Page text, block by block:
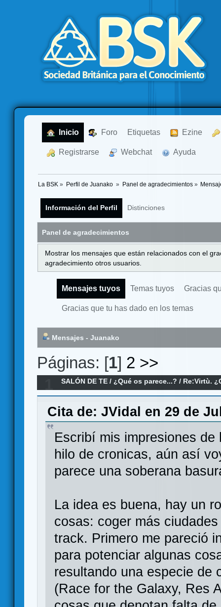
Inicio Foro Etiquetas Ezine
Registrarse Webchat Ayuda
La BSK » Perfil de Juanako » Panel de agradecimientos»
Información del Perfil Distinciones
Panel de agradecimientos
Mostrar los mensajes que están relacionados con el
agradecimiento otros usuarios.
Mensajes tuyos Temas tuyos Gracias
Gracias que tu has dado en los temas
Mensajes - Juanako
Páginas: [1] 2 >>
SALÓN DE TE /¿Qué os parece...? / Re:Virtù.
Cita de: JVidal en 29 de
Escribí mis impresiones
hilo de cronicas, aún así
parece una soberana
La idea es buena, hay un
cosas: coger más
track. Primero me pareció
para potenciar algunas
resultando una especie de
(Race for the Galaxy, Res